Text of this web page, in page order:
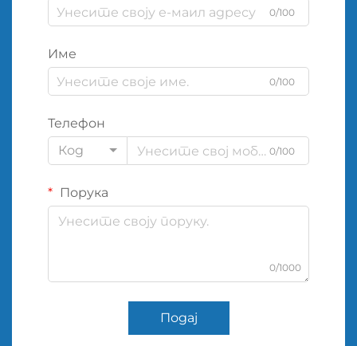
0/100
Име
0/100
Телефон
Код
0/100
Порука
0/1000
Подај